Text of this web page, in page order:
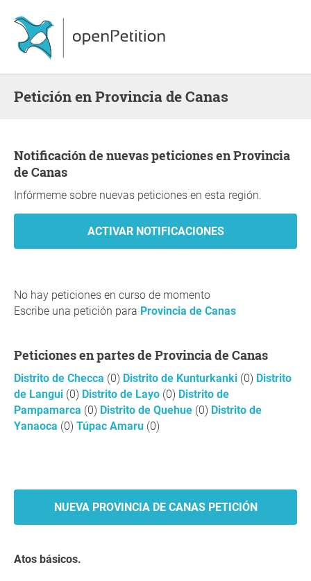
Petición en Provincia de Canas
Notificación de nuevas peticiones en Provincia
de Canas
Infórmeme sobre nuevas peticiones en esta región.
No hay peticiones en curso de momento
Escribe una petición para Provincia de Canas
Peticiones en partes de Provincia de Canas
Distrito de Checca (0) Distrito de Kunturkanki (0) Distrito
de Langui (0) Distrito de Layo (0) Distrito de
Pampamarca (0) Distrito de Quehue (0) Distrito de
Yanaoca (0) Túpac Amaru (0)
NUEVA PROVINCIA DE CANAS PETICIÓN
Atos básicos.